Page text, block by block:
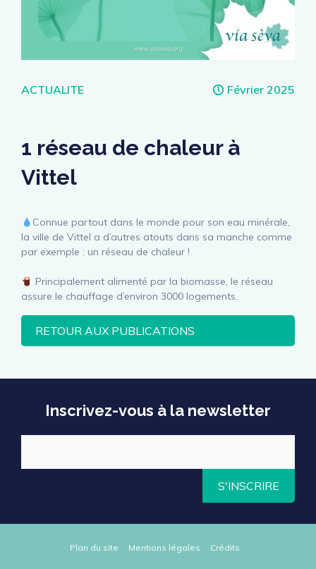
Catégories
ACTUALITE Février 2025
1 réseau de chaleur à
Vittel
Connue partout dans le monde pour son eau minérale,
la ville de Vittel a d’autres atouts dans sa manche comme
par exemple : un réseau de chaleur !
Principalement alimenté par la biomasse, le réseau
assure le chauffage d’environ 3000 logements.
RETOUR AUX PUBLICATIONS
Inscrivez-vous à la newsletter
S'INSCRIRE
Plan du site Mentions légales Crédits